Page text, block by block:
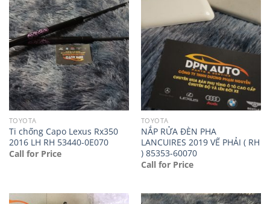
TOYOTA
Ti chống Capo Lexus Rx350
2016 LH RH 53440-0E070
Call for Price
TOYOTA
NẮP RỬA ĐÈN PHA
LANCUIRES 2019 VẾ PHẢI ( RH
) 85353-60070
Call for Price